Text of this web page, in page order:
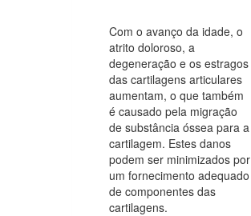
Com o avanço da idade, o
atrito doloroso, a
degeneração e os estragos
das cartilagens articulares
aumentam, o que também
é causado pela migração
de substância óssea para a
cartilagem. Estes danos
podem ser minimizados por
um fornecimento adequado
de componentes das
cartilagens.